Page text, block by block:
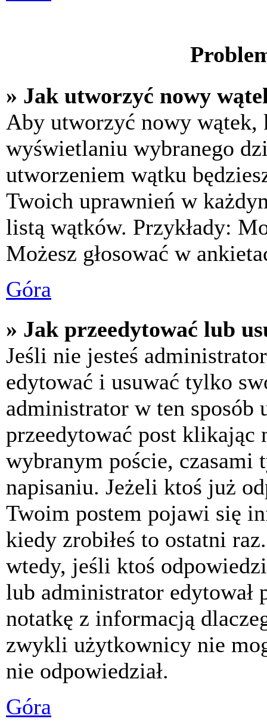
» Jak utworzyć nowy
Aby utworzyć nowy
wyświetlaniu wybranego
utworzeniem wątku
Twoich uprawnień w
listą wątków. Przykłady:
Możesz głosować w
Góra
» Jak przeedytować lub
Jeśli nie jesteś
edytować i usuwać tylko
administrator w ten sposób
przeedytować post klikając
wybranym poście, czasami
napisaniu. Jeżeli ktoś już
Twoim postem pojawi się
kiedy zrobiłeś to ostatni
wtedy, jeśli ktoś
lub administrator edytował
notatkę z informacją
zwykli użytkownicy nie
nie odpowiedział.
Góra